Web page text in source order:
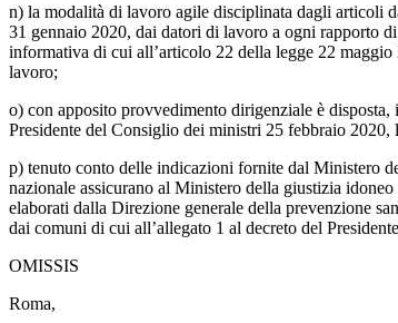
n) la modalità di lavoro agile disciplinata dagli articoli
31 gennaio 2020, dai datori di lavoro a ogni rapporto
informativa di cui all’articolo 22 della legge 22
lavoro;
o) con apposito provvedimento dirigenziale è
Presidente del Consiglio dei ministri 25 febbraio
p) tenuto conto delle indicazioni fornite dal Ministero
nazionale assicurano al Ministero della giustizia
elaborati dalla Direzione generale della prevenzione
dai comuni di cui all’allegato 1 al decreto del
OMISSIS
Roma,